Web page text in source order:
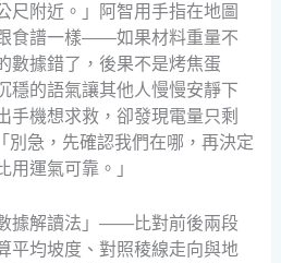
尺附近。」阿智用手指在地圖
食譜一樣——如果材料重量不
數據錯了，後果不是烤焦蛋
穩的語氣讓其他人慢慢安靜下
手機想求救，卻發現電量只剩
別急，先確認我們在哪，再決定
運氣可靠。」
據解讀法」——比對前後兩段
平均坡度、對照稜線走向與地